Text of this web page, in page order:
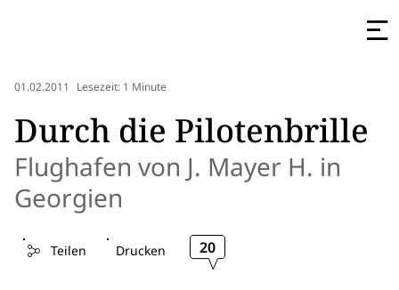
01.02.2011 Lesezeit: 1 Minute
Durch die Pilotenbrille
Flughafen von J. Mayer H. in
Georgien
Teilen Drucken 20